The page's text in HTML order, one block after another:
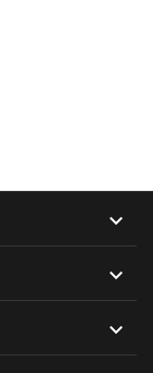


